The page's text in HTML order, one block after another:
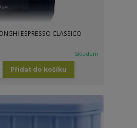
ESPRESSO CLASSICO
Skladem
Přidat do košíku